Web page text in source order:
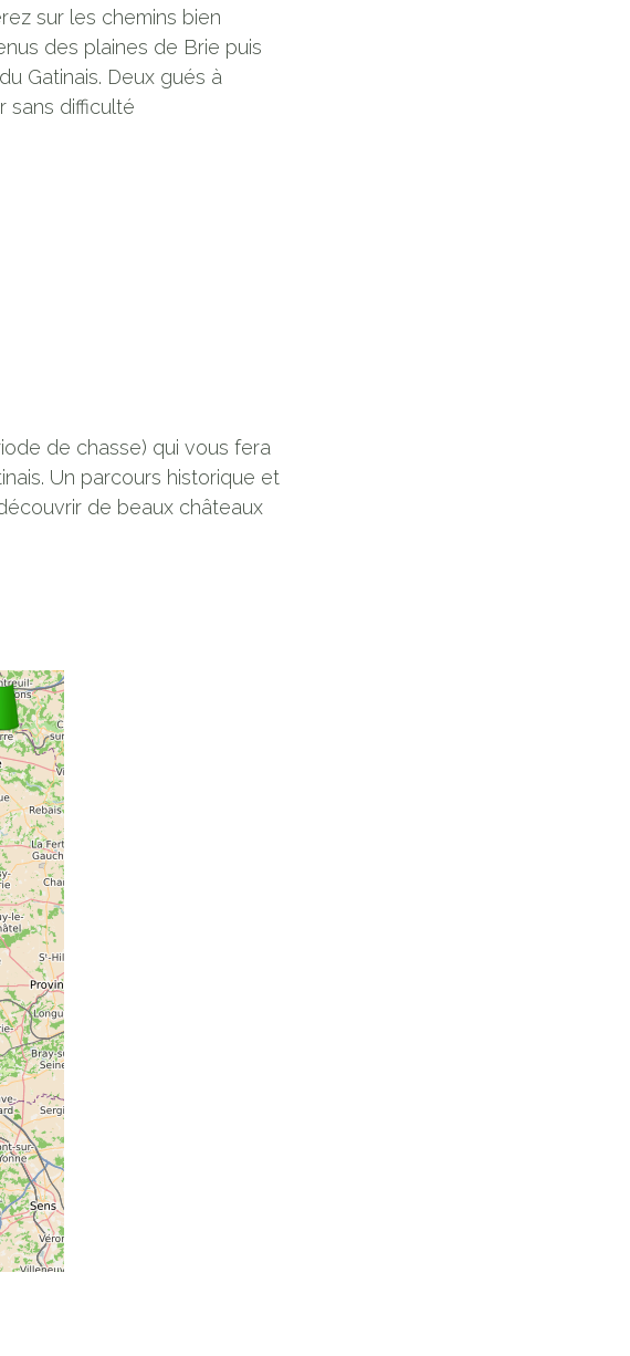
sur les chemins bien
des plaines de Brie puis
Gatinais. Deux gués à
sans difficulté
de chasse) qui vous fera
Un parcours historique et
de beaux châteaux